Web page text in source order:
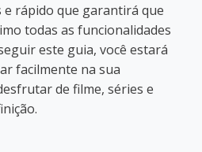
e rápido que garantirá que
todas as funcionalidades
este guia, você estará
facilmente na sua
de filme, séries e